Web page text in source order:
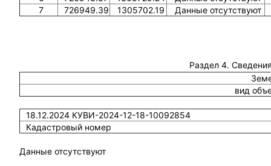
7
726949.39 1305702.19 Данные отсутствуют
Раздел 4.
вид
18.12.2024 КУВИ-2024-12-18-10092854
Кадастровый номер
Данные отсутствуют